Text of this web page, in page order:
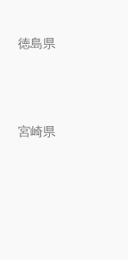
徳島県
宮崎県